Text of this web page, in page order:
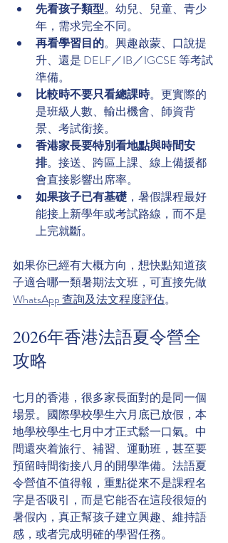
先看孩子類型。幼兒、兒童、青少
年，需求完全不同。
再看學習目的。興趣啟蒙、口說提
升、還是 DELF／IB／IGCSE 等考試
準備。
比較時不要只看總課時。更實際的
是班級人數、輸出機會、師資背
景、考試銜接。
香港家長要特別看地點與時間安
排。接送、跨區上課、線上備援都
會直接影響出席率。
如果孩子已有基礎 ，暑假課程最好
能接上新學年或考試路線，而不是
上完就斷。
如果你已經有大概方向，想快點知道孩
子適合哪一類暑期法文班，可直接先做
WhatsApp 查詢及法文程度評估。
2026年香港法語夏令營全
攻略
七月的香港，很多家長面對的是同一個
場景。國際學校學生六月底已放假，本
地學校學生七月中才正式鬆一口氣。中
間還夾着旅行、補習、運動班，甚至要
預留時間銜接八月的開學準備。法語夏
令營值不值得報，重點從來不是課程名
字是否吸引，而是它能否在這段很短的
暑假內，真正幫孩子建立興趣、維持語
感，或者完成明確的學習任務。